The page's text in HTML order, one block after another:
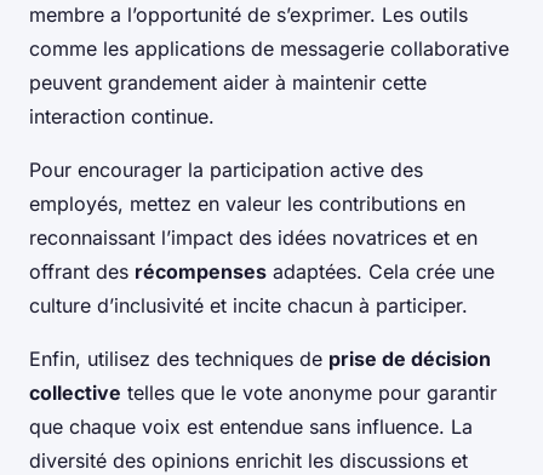
membre a l’opportunité de s’exprimer. Les outils
comme les applications de messagerie collaborative
peuvent grandement aider à maintenir cette
interaction continue.
Pour encourager la participation active des
employés, mettez en valeur les contributions en
reconnaissant l’impact des idées novatrices et en
offrant des récompenses adaptées. Cela crée une
culture d’inclusivité et incite chacun à participer.
Enfin, utilisez des techniques de prise de décision
collective telles que le vote anonyme pour garantir
que chaque voix est entendue sans influence. La
diversité des opinions enrichit les discussions et